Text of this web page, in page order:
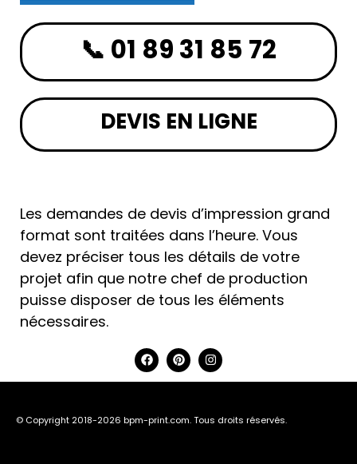
📞 01 89 31 85 72
DEVIS EN LIGNE
Les demandes de devis d’impression grand
format sont traitées dans l’heure. Vous
devez préciser tous les détails de votre
projet afin que notre chef de production
puisse disposer de tous les éléments
nécessaires.
© Copyright 2018-2026 bpm-print.com. Tous droits réservés.